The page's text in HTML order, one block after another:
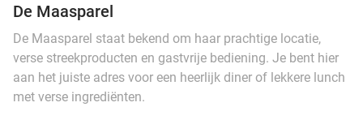
De Maasparel
De Maasparel staat bekend om haar prachtige locatie,
verse streekproducten en gastvrije bediening. Je bent hier
aan het juiste adres voor een heerlijk diner of lekkere lunch
met verse ingrediënten.